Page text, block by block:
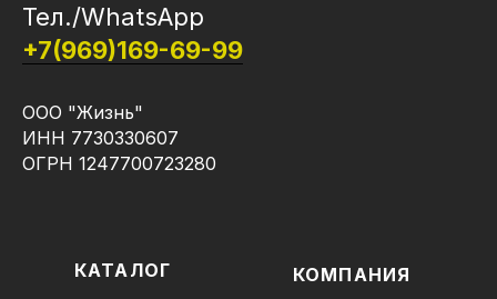
Тел./WhatsApp
+7(969)169-69-99
ООО "Жизнь"
ИНН 7730330607
ОГРН 1247700723280
КАТАЛОГ
КОМПАНИЯ